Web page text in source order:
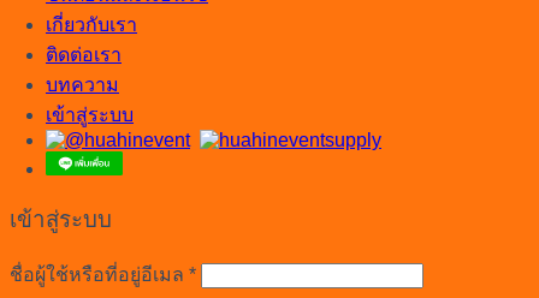
เกี่ยวกับเรา
ติดต่อเรา
บทความ
เข้าสู่ระบบ
เข้าสู่ระบบ
ชื่อผู้ใช้หรือที่อยู่อีเมล *ต้องการ